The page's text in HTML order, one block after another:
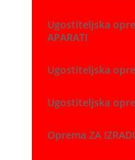
Ugostiteljska
APARATI
Ugostiteljska
Ugostiteljska
Oprema ZA